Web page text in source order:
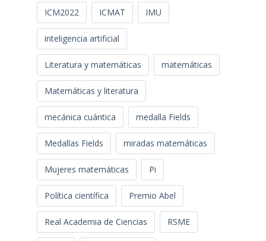
ICM2022 ICMAT IMU
inteligencia artificial
Literatura y matemáticas matemáticas
Matemáticas y literatura
mecánica cuántica medalla Fields
Medallas Fields miradas matemáticas
Mujeres matemáticas Pi
Política científica Premio Abel
Real Academia de Ciencias RSME